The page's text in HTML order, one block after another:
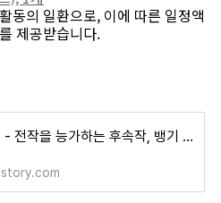
동의 일환으로, 이에 따른 일정액
제공받습니다.
탑건 매버릭 - 전작을 능가하는 후속작, 뱅기 좋아하면 이건 봐야지